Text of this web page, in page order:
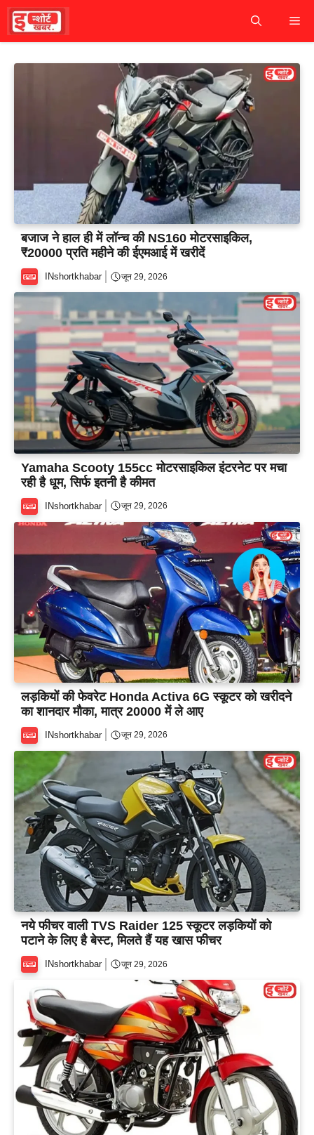
Skip
content
बजाज ने हाल ही में लॉन्च की NS160 मोटरसाइकिल,
₹20000 प्रति महीने की ईएमआई में खरीदें
INshortkhabar जून 29, 2026
Yamaha Scooty 155cc मोटरसाइकिल इंटरनेट पर मचा
रही है धूम, सिर्फ इतनी है कीमत
INshortkhabar जून 29, 2026
लड़कियों की फेवरेट Honda Activa 6G स्कूटर को खरीदने
का शानदार मौका, मात्र 20000 में ले आए
INshortkhabar जून 29, 2026
नये फीचर वाली TVS Raider 125 स्कूटर लड़कियों को
पटाने के लिए है बेस्ट, मिलते हैं यह खास फीचर
INshortkhabar जून 29, 2026